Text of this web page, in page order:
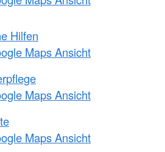
Hilfen
Maps Ansicht
Maps Ansicht
Maps Ansicht